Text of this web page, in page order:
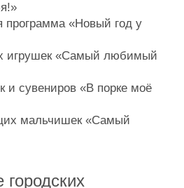
программа «Новый год у
игрушек «Самый любимый
и сувениров «В порке моё
мальчишек «Самый